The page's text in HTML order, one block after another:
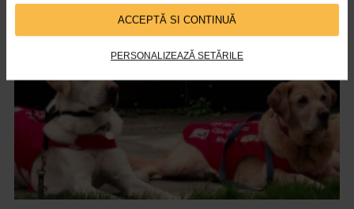
ACCEPTĂ SI CONTINUĂ
PERSONALIZEAZĂ SETĂRILE